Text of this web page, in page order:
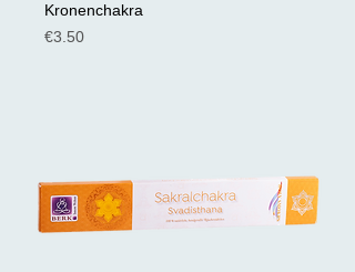
Kronenchakra
Preis
€3.50